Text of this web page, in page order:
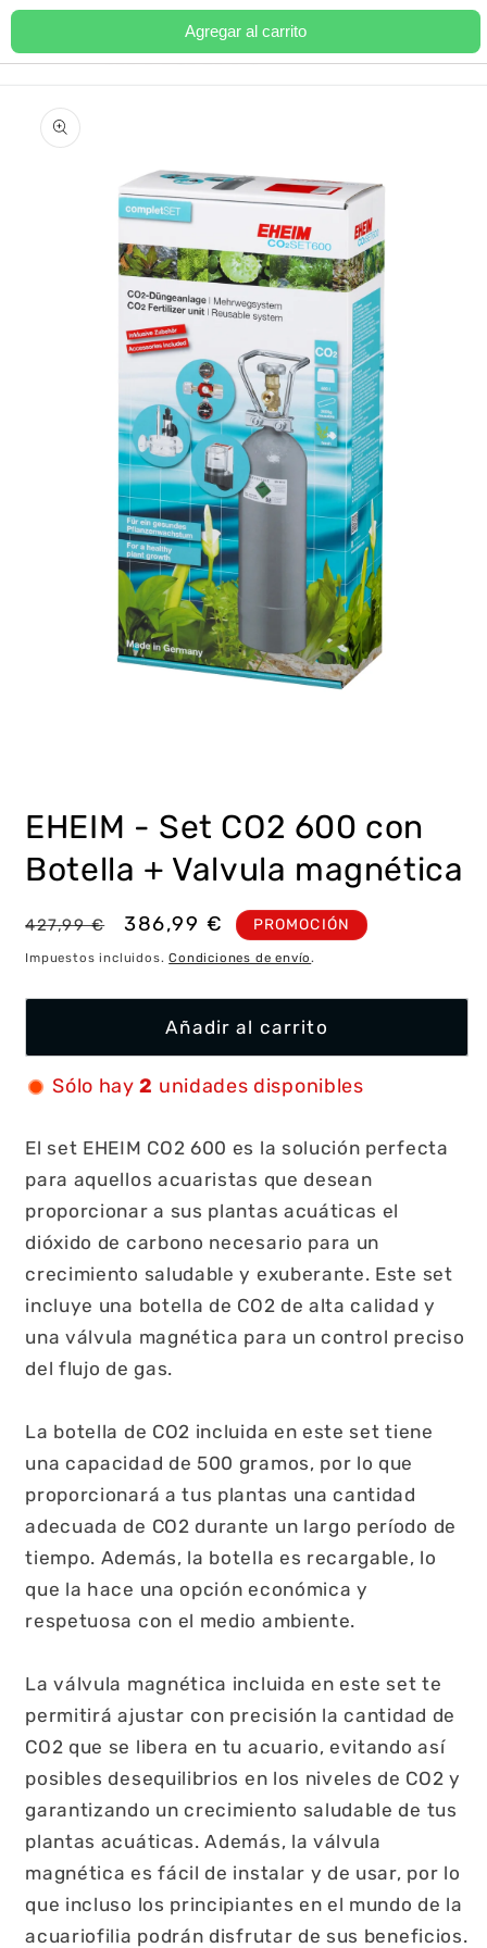
Ir
al contenido
Ir
a la
información
1
en
una
ventana
EHEIM - Set CO2 600 con
Botella + Valvula magnética
Precio
habitual
427,99 €
Precio
de
386,99 € PROMOCIÓN
Impuestos incluidos.Condiciones de envío .
Añadir al carrito
Sólo hay 2 unidades disponibles
El set EHEIM CO2 600 es la solución perfecta
para aquellos acuaristas que desean
proporcionar a sus plantas acuáticas el
dióxido de carbono necesario para un
crecimiento saludable y exuberante. Este set
incluye una botella de CO2 de alta calidad y
una válvula magnética para un control preciso
del flujo de gas.
La botella de CO2 incluida en este set tiene
una capacidad de 500 gramos, por lo que
proporcionará a tus plantas una cantidad
adecuada de CO2 durante un largo período de
tiempo. Además, la botella es recargable, lo
que la hace una opción económica y
respetuosa con el medio ambiente.
La válvula magnética incluida en este set te
permitirá ajustar con precisión la cantidad de
CO2 que se libera en tu acuario, evitando así
posibles desequilibrios en los niveles de CO2 y
garantizando un crecimiento saludable de tus
plantas acuáticas. Además, la válvula
magnética es fácil de instalar y de usar, por lo
que incluso los principiantes en el mundo de la
acuariofilia podrán disfrutar de sus beneficios.
Agregar al carrito